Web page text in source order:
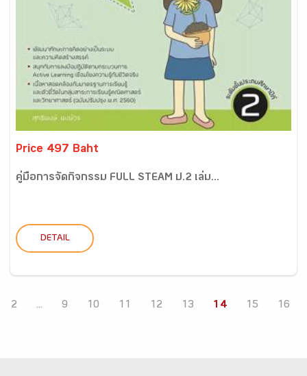
Price 497 Baht
คู่มือการจัดกิจกรรม FULL STEAM ป.2 เล่ม...
DETAIL
2 ... 9 10 11 12 13 14 15 16